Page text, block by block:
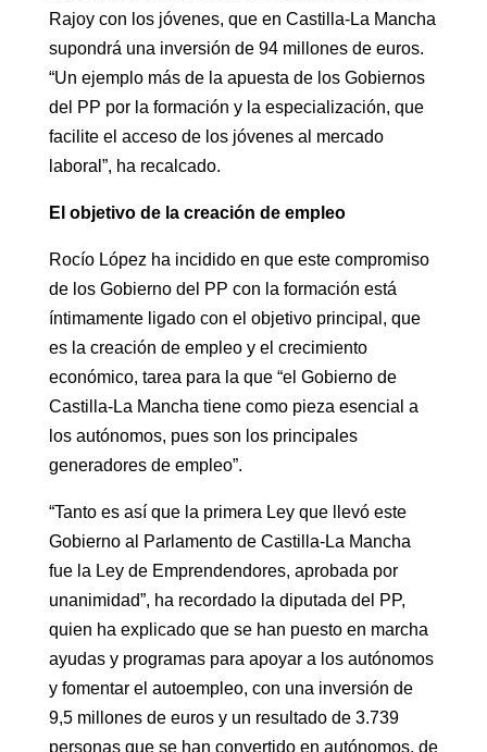
Rajoy con los jóvenes, que en Castilla-La Mancha
supondrá una inversión de 94 millones de euros.
“Un ejemplo más de la apuesta de los Gobiernos
del PP por la formación y la especialización, que
facilite el acceso de los jóvenes al mercado
laboral”, ha recalcado.
El objetivo de la creación de empleo
Rocío López ha incidido en que este compromiso
de los Gobierno del PP con la formación está
íntimamente ligado con el objetivo principal, que
es la creación de empleo y el crecimiento
económico, tarea para la que “el Gobierno de
Castilla-La Mancha tiene como pieza esencial a
los autónomos, pues son los principales
generadores de empleo”.
“Tanto es así que la primera Ley que llevó este
Gobierno al Parlamento de Castilla-La Mancha
fue la Ley de Emprendendores, aprobada por
unanimidad”, ha recordado la diputada del PP,
quien ha explicado que se han puesto en marcha
ayudas y programas para apoyar a los autónomos
y fomentar el autoempleo, con una inversión de
9,5 millones de euros y un resultado de 3.739
personas que se han convertido en autónomos, de